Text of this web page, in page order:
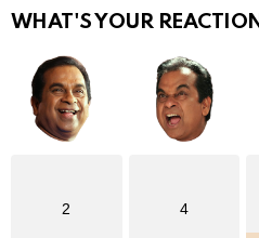
e
WHAT'S YOUR
2 4